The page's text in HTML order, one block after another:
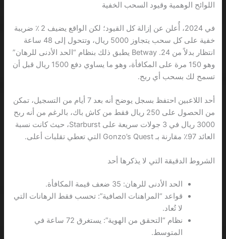
اللوائح الوهمية وقيود السحب الخفية
في 2024، أُعلن عن إزالة كل القيود؛ لكن الواقع يضيف 2 ٪ ضريبة
خفية على كل سحب يتجاوز 5000 ريال، وتتحول إلى 48 ساعة
انتظار بدلاً من 24. Betway يطبق ذلك بنظام “الحد الأدنى للرهان”
وهو 150 مرة على المكافأة، وهو ما يساوي دفع 1500 ريال قبل أن
تسمح لك بسحب أي ربح.
أحد اللاعبين احتفظ بسجل يوضح أنه بعد 7 أيام من التسجيل، تمكن
من الحصول على 250 ريال فقط من كاش باك، بالرغم من أنه ربح
3000 ريال في 3 جولات سريعة على Starburst، حيث كانت نسبة
العائد 97٪ مقارنة بـ Gonzo’s Quest التي تعطي تقلبات أعلى.
الشروط الدقيقة التي لا يذكرها أحد
الحد الأدنى للرهان: 35 ضعف قيمة المكافأة.
قواعد “المراهنات الصافية”: تحسب فقط الرهانات التي
لا تُعاد.
نظام “التحقق من الهوية”: يستغرق 72 ساعة في
المتوسط.